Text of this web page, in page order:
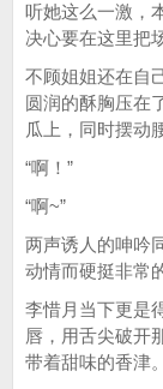
听她这么一激，
决心要在这里把
不顾姐姐还在自
圆润的酥胸压在
瓜上，同时摆动
“啊！”
“啊~”
两声诱人的呻吟
动情而硬挺非常
李惜月当下更是
唇，用舌尖破开
带着甜味的香津。